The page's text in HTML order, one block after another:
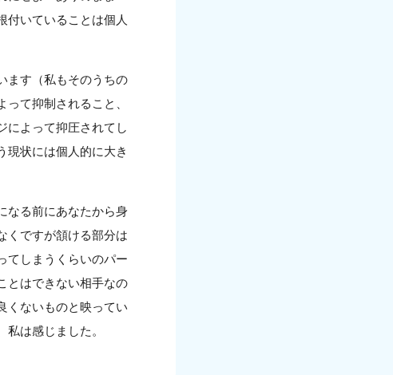
付いていることは個人
ます（私もそのうちの
て抑制されること、
によって抑圧されてし
現状には個人的に大き
なる前にあなたから身
くですが頷ける部分は
てしまうくらいのパー
とはできない相手なの
くないものと映ってい
は感じました。